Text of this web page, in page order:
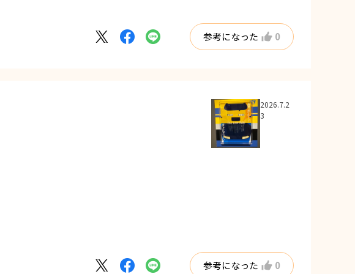
参考になった 0
2026.7.2
3
参考になった 0